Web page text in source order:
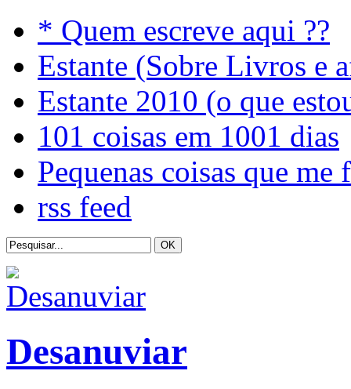
* Quem escreve aqui ??
Estante (Sobre Livros e
Estante 2010 (o que
101 coisas em 1001 dias
Pequenas coisas que me
rss feed
Desanuviar